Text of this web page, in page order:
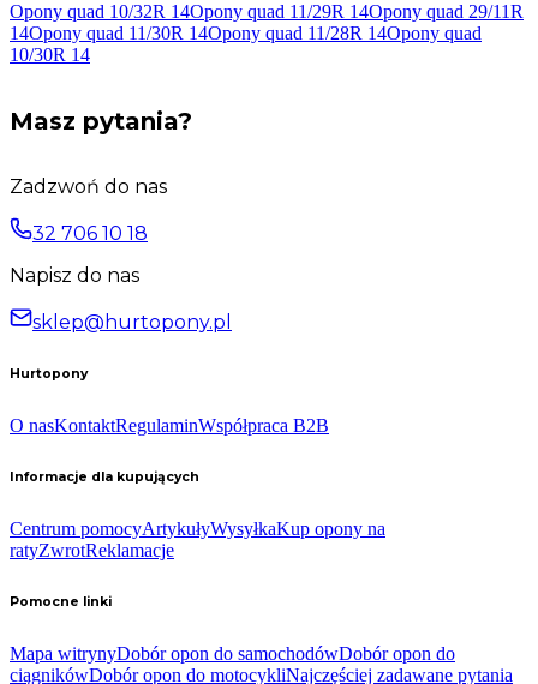
Opony quad 10/32R 14Opony quad 11/29R 14Opony quad 29/11R
14Opony quad 11/30R 14Opony quad 11/28R 14Opony quad
10/30R 14
Masz pytania?
Zadzwoń do nas
32 706 10 18
Napisz do nas
sklep@hurtopony.pl
Hurtopony
O nasKontaktRegulaminWspółpraca B2B
Informacje dla kupujących
Centrum pomocyArtykułyWysyłkaKup opony na
ratyZwrotReklamacje
Pomocne linki
Mapa witrynyDobór opon do samochodówDobór opon do
ciągnikówDobór opon do motocykliNajczęściej zadawane pytania